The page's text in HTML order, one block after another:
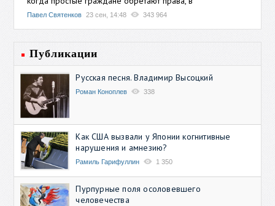
Павел Святенков 23 сен, 14:48 343 964
Публикации
Русская песня. Владимир Высоцкий
Роман Коноплев 338
Как США вызвали у Японии когнитивные
нарушения и амнезию?
Рамиль Гарифуллин 1 350
Пурпурные поля осоловевшего
человечества